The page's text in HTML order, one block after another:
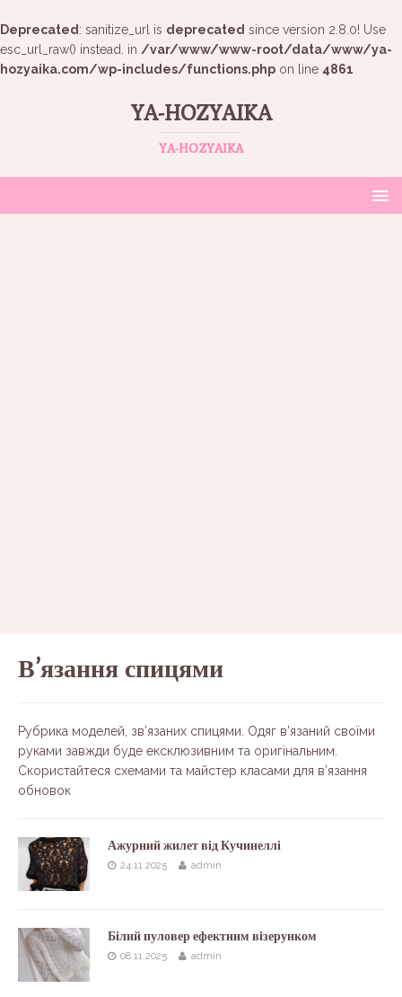
Deprecated : sanitize_url is deprecated since version 2.8.0! Use
esc_url_raw() instead. in /var/www/www-root/data/www/ya-
hozyaika.com/wp-includes/functions.php on line 4861
YA-HOZYAIKA
YA-HOZYAIKA
В’язання спицями
Рубрика моделей, зв’язаних спицями. Одяг в’язаний своїми
руками завжди буде ексклюзивним та оригінальним.
Скористайтеся схемами та майстер класами для в’язання
обновок
Ажурний жилет від Кучинеллі
24.11.2025 admin
Білий пуловер ефектним візерунком
08.11.2025 admin